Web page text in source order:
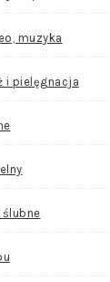
muzyka
i pielęgnacja